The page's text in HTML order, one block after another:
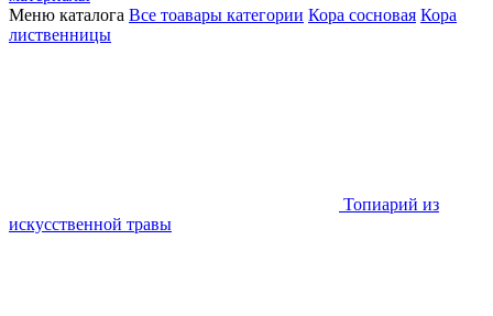
Меню каталога Все тоавары категории Кора сосновая Кора
лиственницы
Топиарий из
искусственной травы